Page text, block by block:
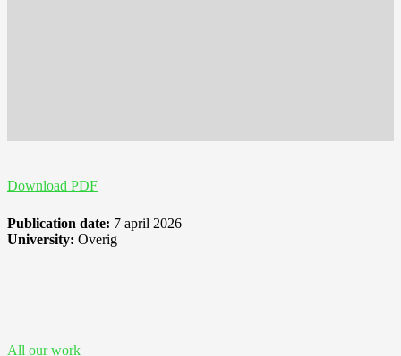
Download PDF
Publication date: 7 april 2026
University: Overig
All our work